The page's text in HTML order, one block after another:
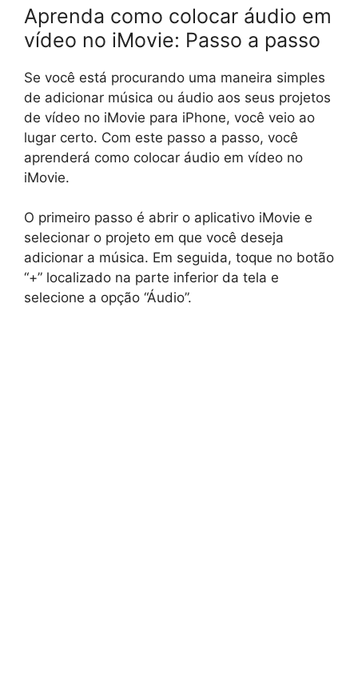
Aprenda como colocar áudio em
vídeo no iMovie: Passo a passo
Se você está procurando uma maneira simples
de adicionar música ou áudio aos seus projetos
de vídeo no iMovie para iPhone, você veio ao
lugar certo. Com este passo a passo, você
aprenderá como colocar áudio em vídeo no
iMovie.
O primeiro passo é abrir o aplicativo iMovie e
selecionar o projeto em que você deseja
adicionar a música. Em seguida, toque no botão
“+” localizado na parte inferior da tela e
selecione a opção “Áudio”.